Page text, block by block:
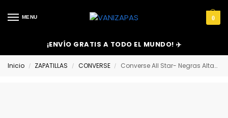
MENU 0
¡ENVÍO GRATIS A TODO EL MUNDO! ✈️
Inicio / ZAPATILLAS / CONVERSE / Converse All Star- Negras Altas Plataforma